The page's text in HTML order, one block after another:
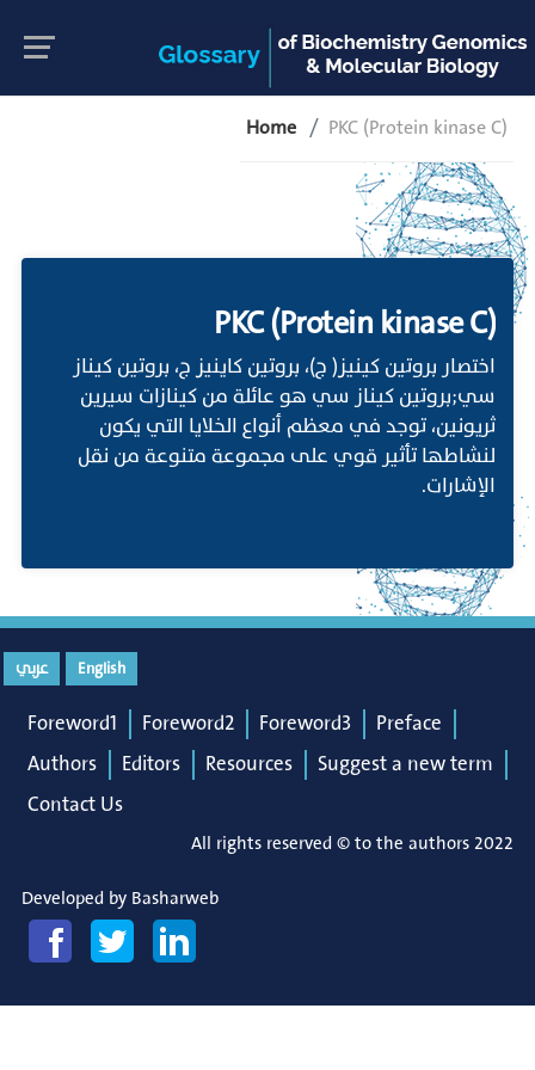
Home PKC (Protein kinase C)
PKC (Protein kinase C)
اختصار بروتين كينيز( ج)، بروتين كاينيز ج، بروتين كيناز
سي;بروتين كيناز سي هو عائلة من كينازات سيرين
ثريونين، توجد في معظم أنواع الخلايا التي يكون
لنشاطها تأثير قوي على مجموعة متنوعة من نقل
الإشارات.
English عربي
Foreword1 Foreword2 Foreword3
Preface
Authors
Editors Resources
Suggest a new term
Contact Us
All rights reserved © to the authors 2022
Developed by Basharweb